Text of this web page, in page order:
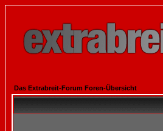
Das Extrabreit-Forum Foren-Übersicht